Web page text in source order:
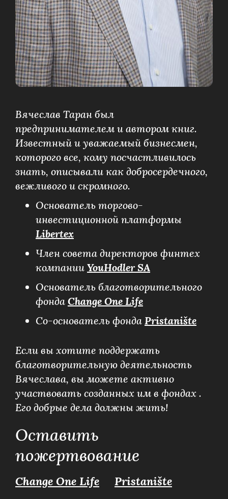
Вячеслав Таран был
предпринимателем и автором книг.
Известный и уважаемый бизнесмен,
которого все, кому посчастливилось
знать, описывали как добросердечного,
вежливого и скромного.
Основатель торгово-
инвестиционной платформы
Libertex
Член совета директоров финтех
компании YouHodler SA
Основатель благотворительного
фонда Change One Life
Со-основатель фонда Pristanište
Если вы хотите поддержать
благотворительную деятельность
Вячеслава, вы можете активно
участвовать созданных им в фондах .
Его добрые дела должны жить!
Оставить
пожертвование
Change One Life Pristanište